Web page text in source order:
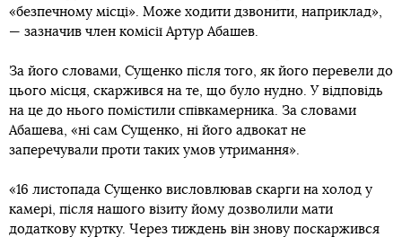
«безпечному місці». Може ходити дзвонити, наприклад»,
— зазначив член комісії Артур Абашев.
За його словами, Сущенко після того, як його перевели до
цього місця, скаржився на те, що було нудно. У відповідь
на це до нього помістили співкамерника. За словами
Абашева, «ні сам Сущенко, ні його адвокат не
заперечували проти таких умов утримання».
«16 листопада Сущенко висловлював скарги на холод у
камері, після нашого візиту йому дозволили мати
додаткову куртку. Через тиждень він знову поскаржився